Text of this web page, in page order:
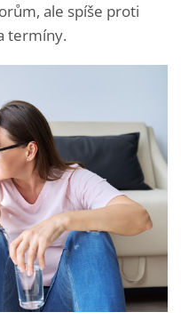
ale spíše proti
termíny.